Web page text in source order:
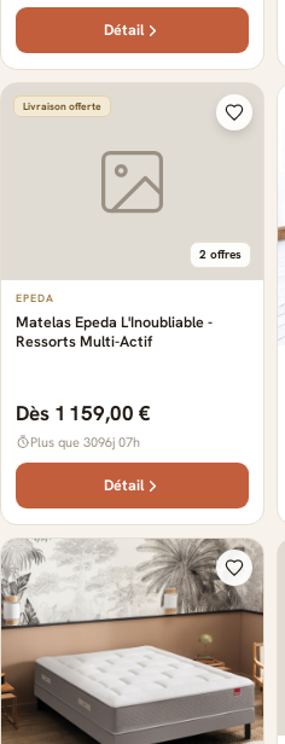
Détail
Livraison offerte
2 offres
EPEDA
Matelas Epeda L'Inoubliable -
Ressorts Multi-Actif
Dès 1 159,00 €
Plus que 3096j 07h
Détail